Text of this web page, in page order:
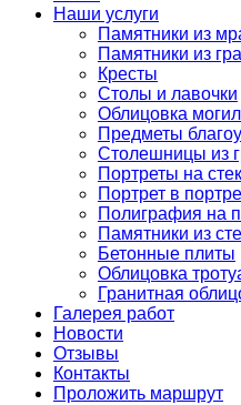
Наши услуги
Памятники из
Памятники из
Кресты
Столы и лавочки
Облицовка могил
Предметы
Столешницы из
Портреты на
Портрет в
Полиграфия на
Памятники из
Бетонные плиты
Облицовка
Гранитная
Галерея работ
Новости
Отзывы
Контакты
Проложить маршрут